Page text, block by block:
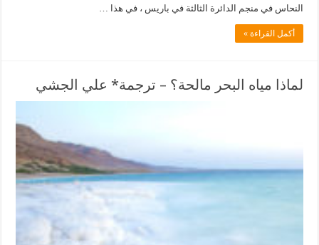
النحاس في منجم الدائرة الثالثة في باريس ، في هذا …
أكمل القراءة »
لماذا مياه البحر مالحة؟ – ترجمة* علي الجشي